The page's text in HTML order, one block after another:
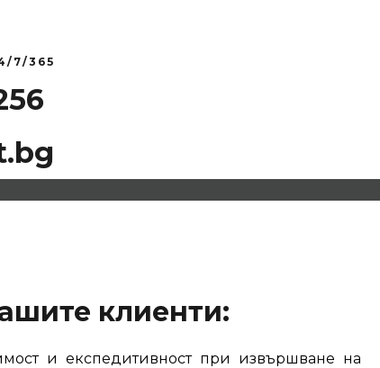
7/365
клиенти:
и експедитивност при извършване на